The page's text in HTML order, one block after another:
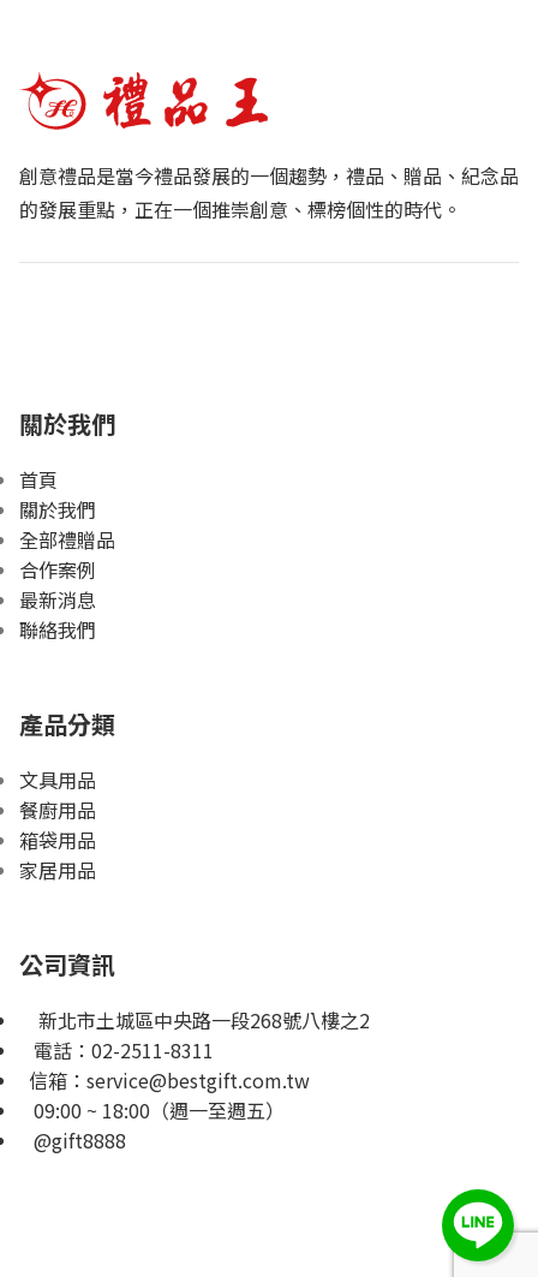
創意禮品是當今禮品發展的一個趨勢，禮品、贈品、紀念品
的發展重點，正在一個推崇創意、標榜個性的時代。
關於我們
首頁
關於我們
全部禮贈品
合作案例
最新消息
聯絡我們
產品分類
文具用品
餐廚用品
箱袋用品
家居用品
公司資訊
新北市土城區中央路一段268號八樓之2
電話： 02-2511-8311
信箱： service@bestgift.com.tw
09:00 ~ 18:00（週一至週五）
@gift8888